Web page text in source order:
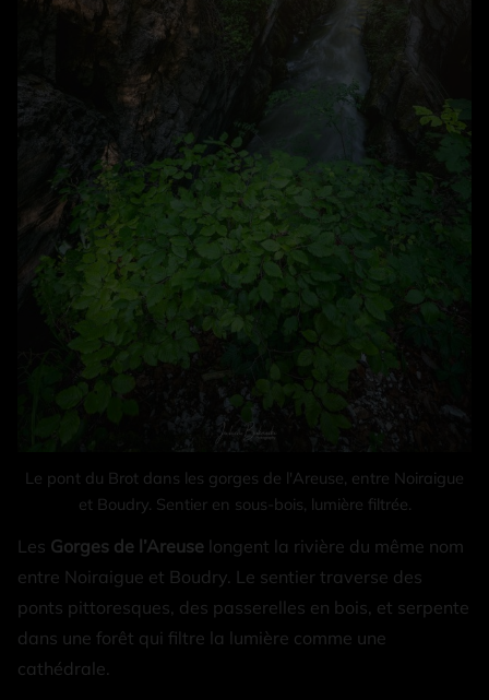
Le pont du Brot dans les gorges de l'Areuse, entre Noiraigue
et Boudry. Sentier en sous-bois, lumière filtrée.
Les Gorges de l’Areuse longent la rivière du même nom
entre Noiraigue et Boudry. Le sentier traverse des
ponts pittoresques, des passerelles en bois, et serpente
dans une forêt qui filtre la lumière comme une
cathédrale.